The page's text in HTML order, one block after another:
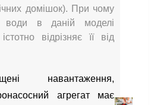
домішок). При чому
води в даній моделі
відрізняє її від
навантаження,
агрегат має